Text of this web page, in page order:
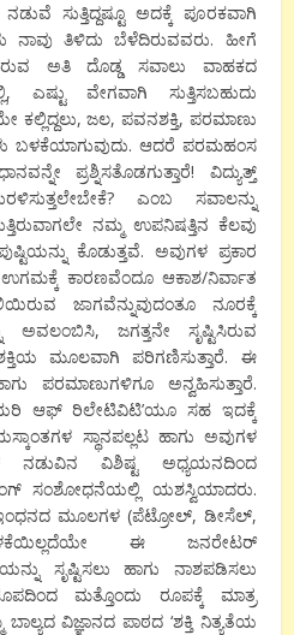
ಸುತ್ತಿದ್ದಷ್ಟೂ ಅದಕ್ಕೆ ಪೂರಕವಾಗಿ
ನಾವು ತಿಳಿದು ಬೆಳೆದಿರುವವರು. ಹೀಗೆ
ಅತಿ ದೊಡ್ಡ ಸವಾಲು ವಾಹಕದ
ವೇಗವಾಗಿ ಸುತ್ತಿಸಬಹುದು
ಕಲ್ಲಿದ್ದಲು, ಜಲ, ಪವನಶಕ್ತಿ, ಪರಮಾಣು
ಬಳಕೆಯಾಗುವುದು. ಆದರೆ ಪರಮಹಂಸ
ಪ್ರಶ್ನಿಸತೊಡಗುತ್ತಾರೆ! ವಿದ್ಯುತ್ತ್
ಎಂಬ ಸವಾಲನ್ನು
ನಮ್ಮ ಉಪನಿಷತ್ತಿನ ಕೆಲವು
ಕೊಡುತ್ತವೆ. ಅವುಗಳ ಪ್ರಕಾರ
ಕಾರಣವೆಂದೂ ಆಕಾಶ/ನಿರ್ವಾತ
ಜಾಗವೆನ್ನುವುದಂತೂ ನೂರಕ್ಕೆ
ಅವಲಂಬಿಸಿ, ಜಗತ್ತನೇ ಸೃಷ್ಟಿಸಿರುವ
ಮೂಲವಾಗಿ ಪರಿಗಣಿಸುತ್ತಾರೆ. ಈ
ಪರಮಾಣುಗಳಿಗೂ ಅನ್ವಹಿಸುತ್ತಾರೆ.
ಆಫ್ ರಿಲೇಟಿವಿಟಿ’ಯೂ ಸಹ ಇದಕ್ಕೆ
ಸ್ಥಾನಪಲ್ಲಟ ಹಾಗು ಅವುಗಳ
ನಡುವಿನ ವಿಶಿಷ್ಟ ಅಧ್ಯಯನದಿಂದ
ಸಂಶೋಧನೆಯಲ್ಲಿ ಯಶಸ್ವಿಯಾದರು.
ಮೂಲಗಳ (ಪೆಟ್ರೋಲ್, ಡೀಸೆಲ್,
ಈ ಜನರೇಟರ್
ಸೃಷ್ಟಿಸಲು ಹಾಗು ನಾಶಪಡಿಸಲು
ಮತ್ತೊಂದು ರೂಪಕ್ಕೆ ಮಾತ್ರ
ವಿಜ್ಞಾನದ ಪಾಠದ ‘ಶಕ್ತಿ ನಿತ್ಯತೆಯ